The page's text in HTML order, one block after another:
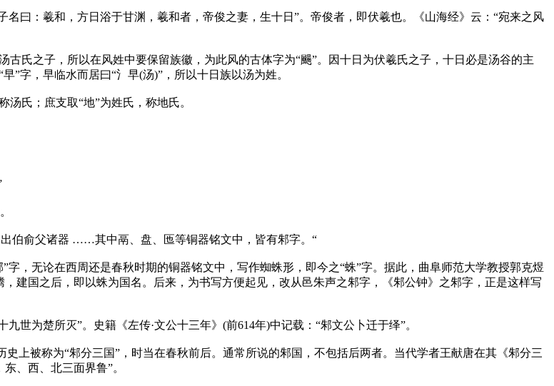
曰：羲和，方日浴于甘渊，羲和者，帝俊之妻，生十日”。帝俊者，即伏羲也。《山海经》云：“宛来之风
氏之子，所以在风姓中要保留族徽，为此风的古体字为“颺”。因十日为伏羲氏之子，十日必是汤谷的主
”字，早临水而居曰“氵早(汤)”，所以十日族以汤为姓。
氏；庶支取“地”为姓氏，称地氏。
伯俞父诸器 ……其中鬲、盘、匜等铜器铭文中，皆有邾字。“
，无论在西周还是春秋时期的铜器铭文中，写作蜘蛛形，即今之“蛛”字。据此，曲阜师范大学教授郭克煜
建国之后，即以蛛为国名。后来，为书写方便起见，改从邑朱声之邾字，《邾公钟》之邾字，正是这样写
世为楚所灭”。史籍《左传·文公十三年》(前614年)中记载：“邾文公卜迁于绎”。
上被称为“邾分三国”，时当在春秋前后。通常所说的邾国，不包括后两者。当代学者王献唐在其《邾分三
、西、北三面界鲁”。